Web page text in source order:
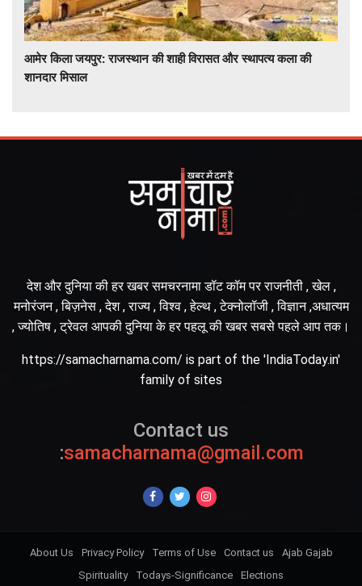
आमेर किला जयपुर: राजस्थान की शाही विरासत और स्थापत्य कला की
शानदार मिसाल
देश और दुनिया की हर खबर समचरनामा डॉट कॉम पर राजनीती , खेल ,
मनोरंजन , बिज़नेस , देश , राज्य , विश्व , हेल्थ , टेक्नोलॉजी , विज्ञान ,अधात्यम
, ज्योतिष , ट्रेवल आपकी दुनिया के हर पहलू की खबर सबसे पहले आप तक।
https://samacharnama.com/ is part of the 'IndiaToday.in'
family of sites
Contact us
:samacharnama@gmail.com
About Us Privacy Policy Terms of Use Contact us
Ajab Gajab
Spirituality
Todays-Significance Elections